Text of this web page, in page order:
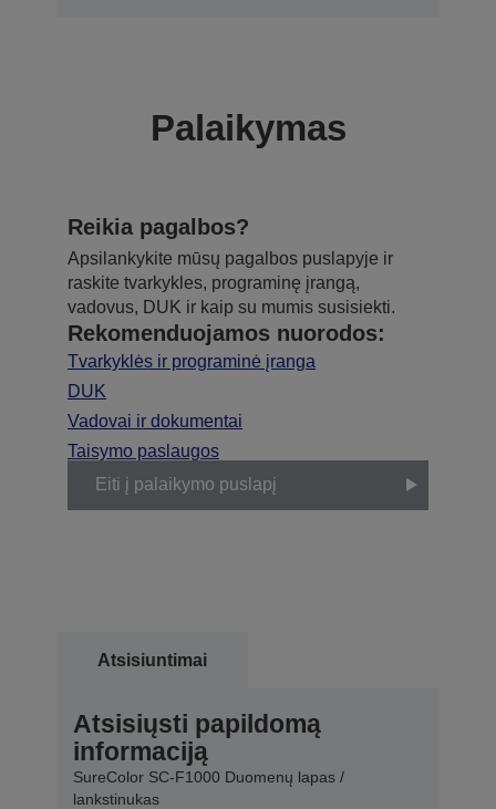
Palaikymas
Reikia pagalbos?
Apsilankykite mūsų pagalbos puslapyje ir
raskite tvarkykles, programinę įrangą,
vadovus, DUK ir kaip su mumis susisiekti.
Rekomenduojamos nuorodos:
Tvarkyklės ir programinė įranga
DUK
Vadovai ir dokumentai
Taisymo paslaugos
Eiti į palaikymo puslapį
Atsisiuntimai
Atsisiųsti papildomą
informaciją
SureColor SC-F1000 Duomenų lapas /
lankstinukas